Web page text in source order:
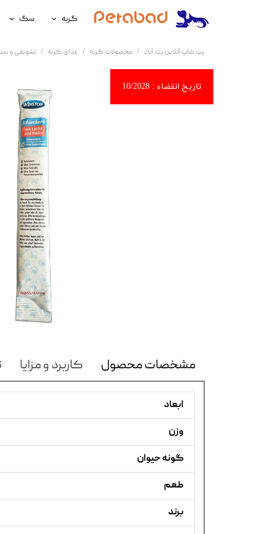
گربه
غذای گربه
سلامتی گربه
آرایشی و بهداشتی گربه
سگ
غذای سگ
سلامتی سگ
آرایشی و
پت شاپ آنلاین پت آباد محصولات گربه غذای گربه تشویقی و
مشخصات محصول کاربرد و مزایا
ابعاد
وزن
گونه حیوان
طعم
برند